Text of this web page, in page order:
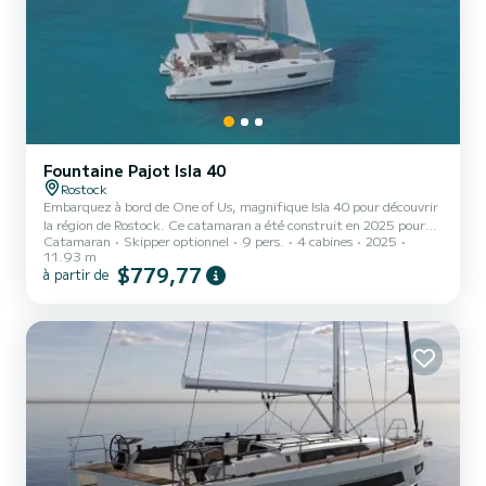
Fountaine Pajot Isla 40
Rostock
Embarquez à bord de One of Us, magnifique Isla 40 pour découvrir
la région de Rostock. Ce catamaran a été construit en 2025 pour
assurer confort et performance en mer. Vous allez passer une
croisière d'exception sur ce catamaran de 12 mètres. Vous pourrez
accueillir jusqu'à 9 personnes en navigation et profiter de ses 4
automatique, Douche de pont, Winch électriqu...
Catamaran Skipper optionnel 9 pers. 4 cabines
2025
11.93 m
à partir de $779,77